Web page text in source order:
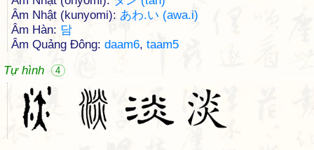
Âm Nhật (kunyomi): あわ.い (awa.i)
Âm Hàn: 담
Âm Quảng Đông: daam6, taam5
Tự hình
4